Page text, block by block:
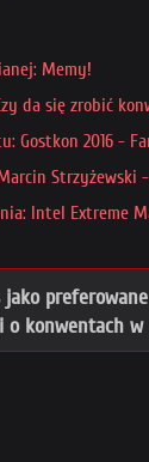
Memy!
da się zrobić
Gostkon 2016 -
Strzyżewski -
Intel Extreme
jako
o konwentach w